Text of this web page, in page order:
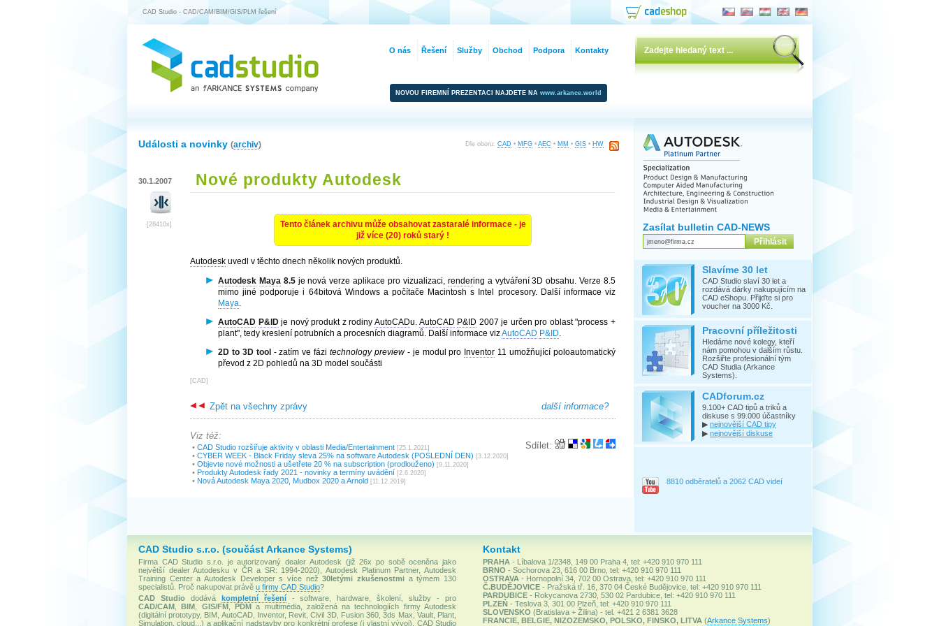
CAD Studio - CAD/CAM/BIM/GIS/PLM řešení
NOVOU FIREMNÍ PREZENTACI NAJDETE NA www.arkance.world
Dle oboru: CAD • MFG • AEC • MM • GIS • HW
Události a novinky (archiv)
30.1.2007
[28410x]
Nové produkty Autodesk
Tento článek archivu může obsahovat zastaralé informace - je
již více (20) roků starý !
Autodesk uvedl v těchto dnech několik nových produktů.
Autodesk Maya8.5je nová verze aplikace pro vizualizaci, rendering a vytváření 3D obsahu. Verze 8.5
mimo jiné podporuje i 64bitová Windows a počítače Macintosh s Intel procesory. Další informace viz
Maya.
AutoCAD P&IDje nový produkt z rodiny AutoCADu. AutoCAD P&ID 2007 je určen pro oblast "process +
plant", tedy kreslení potrubních a procesních diagramů. Další informace vizAutoCAD P&ID.
2D to 3D tool - zatím ve fázitechnology preview- je modul pro Inventor 11 umožňující poloautomatický
převod z 2D pohledů na 3D model součásti
[CAD]
další informace?
Zpět na všechny zprávy
Sdílet:
Viz též:
• CAD Studio rozšiřuje aktivity v oblasti Media/Entertainment [25.1.2021]
• CYBER WEEK - Black Friday sleva 25% na software Autodesk (POSLEDNÍ DEN) [3.12.2020]
• Objevte nové možnosti a ušetřete 20 % na subscription (prodlouženo) [9.11.2020]
• Produkty Autodesk řady 2021 - novinky a termíny uvádění [2.6.2020]
• Nová Autodesk Maya 2020, Mudbox 2020 a Arnold [11.12.2019]
Zasílat bulletin CAD-NEWS
Slavíme 30 let
CAD Studio slaví 30 let a
rozdává dárky nakupujícím na
CAD eShopu. Přijďte si pro
voucher na 3000 Kč.
Pracovní příležitosti
Hledáme nové kolegy, kteří
nám pomohou v dalším růstu.
Rozšiřte profesionální tým
CAD Studia (Arkance
Systems).
CADforum.cz
9.100+ CAD tipů a triků a
diskuse s 99.000 účastníky
▶ nejnovější CAD tipy
▶ nejnovější diskuse
8810 odběratelů a 2062 CAD videí
CAD Studio s.r.o. (součást Arkance Systems)
Firma CAD Studio s.r.o. je autorizovaný dealer Autodesk (již 26x po sobě oceněna jako
největší dealer Autodesku v ČR a SR: 1994-2020), Autodesk Platinum Partner, Autodesk
Training Center a Autodesk Developer s více než30letými zkušenostmi a týmem 130
specialistů. Proč nakupovat právě u firmy CAD Studio?
CAD Studiododává kompletní řešení- software, hardware, školení, služby - pro
CAD/CAM ,BIM GIS/FM, PDMa multimédia, založená na technologiích firmy Autodesk
(digitální prototypy, BIM, AutoCAD, Inventor, Revit, Civil 3D, Fusion 360, 3ds Max, Vault, Plant,
Simulation, cloud...) a aplikační nadstavby pro konkrétní profese (i vlastní vývoj). CAD Studio
Kontakt
PRAHA - Líbalova 1/2348, 149 00 Praha 4, tel: +420 910 970 111
BRNO - Sochorova 23, 616 00 Brno, tel: +420 910 970 111
OSTRAVA - Hornopolní 34, 702 00 Ostrava, tel: +420 910 970 111
Č.BUDĚJOVICE- Pražská tř. 16, 370 04 České Budějovice, tel: +420 910 970 111
PARDUBICE- Rokycanova 2730, 530 02 Pardubice, tel: +420 910 970 111
PLZEŇ- Teslova 3, 301 00 Plzeň, tel: +420 910 970 111
SLOVENSKO (Bratislava + Žilina) - tel. +421 2 6381 3628
FRANCIE, BELGIE, NIZOZEMSKO, POLSKO, FINSKO, LITVA (Arkance Systems)
O nás Řešení Služby Obchod Podpora Kontakty